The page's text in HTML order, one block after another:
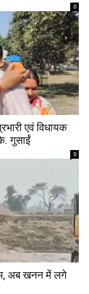
0
एवं विधायक
गुसाईं
0
अब खनन में लगे